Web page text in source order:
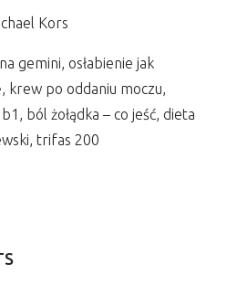
Kors
gemini, osłabienie jak
krew po oddaniu moczu,
ból żołądka – co jeść, dieta
trifas 200